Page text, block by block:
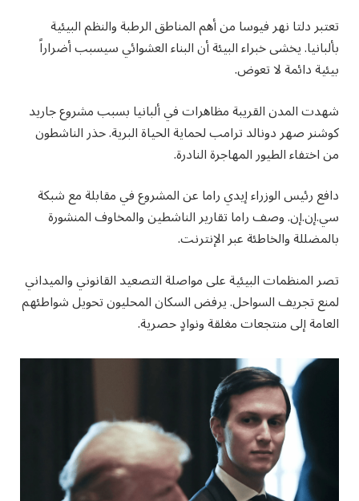
تعتبر دلتا نهر فيوسا من أهم المناطق الرطبة والنظم البيئية
بألبانيا. يخشى خبراء البيئة أن البناء العشوائي سيسبب أضراراً
بيئية دائمة لا تعوض.
شهدت المدن القريبة مظاهرات في ألبانيا بسبب مشروع جاريد
كوشنر صهر دونالد ترامب لحماية الحياة البرية. حذر الناشطون
من اختفاء الطيور المهاجرة النادرة.
دافع رئيس الوزراء إيدي راما عن المشروع في مقابلة مع شبكة
سي.إن.إن. وصف راما تقارير الناشطين والمخاوف المنشورة
بالمضللة والخاطئة عبر الإنترنت.
تصر المنظمات البيئية على مواصلة التصعيد القانوني والميداني
لمنع تجريف السواحل. يرفض السكان المحليون تحويل شواطئهم
العامة إلى منتجعات مغلقة ونوادٍ حصرية.